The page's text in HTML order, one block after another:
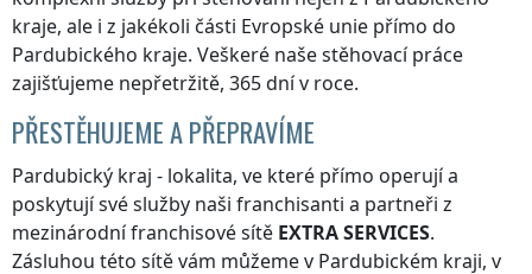
kraje, ale i z jakékoli části Evropské unie přímo do
Pardubického kraje. Veškeré naše stěhovací práce
zajišťujeme nepřetržitě, 365 dní v roce.
PŘESTĚHUJEME A PŘEPRAVÍME
Pardubický kraj - lokalita, ve které přímo operují a
poskytují své služby naši franchisanti a partneři z
mezinárodní franchisové sítě EXTRA SERVICES.
Zásluhou této sítě vám můžemev Pardubickém kraji, v